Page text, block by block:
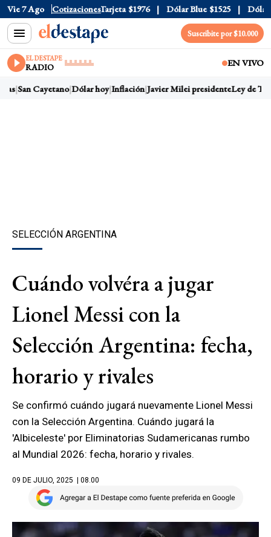
Vie 7 Ago Cotizaciones
$1520 Dólar Tarjeta $1976 Dólar Blue $1525 Dólar
Suscribite por $10.000
EL DESTAPE
RADIO EN VIVO
San Cayetano Dólar hoy Inflación Javier Milei presidenteLey de
SELECCIÓN ARGENTINA
Cuándo volvéra a jugar
Lionel Messi con la
Selección Argentina: fecha,
horario y rivales
Se confirmó cuándo jugará nuevamente Lionel Messi
con la Selección Argentina. Cuándo jugará la
'Albiceleste' por Eliminatorias Sudamericanas rumbo
al Mundial 2026: fecha, horario y rivales.
09 DE JULIO, 2025 | 08.00